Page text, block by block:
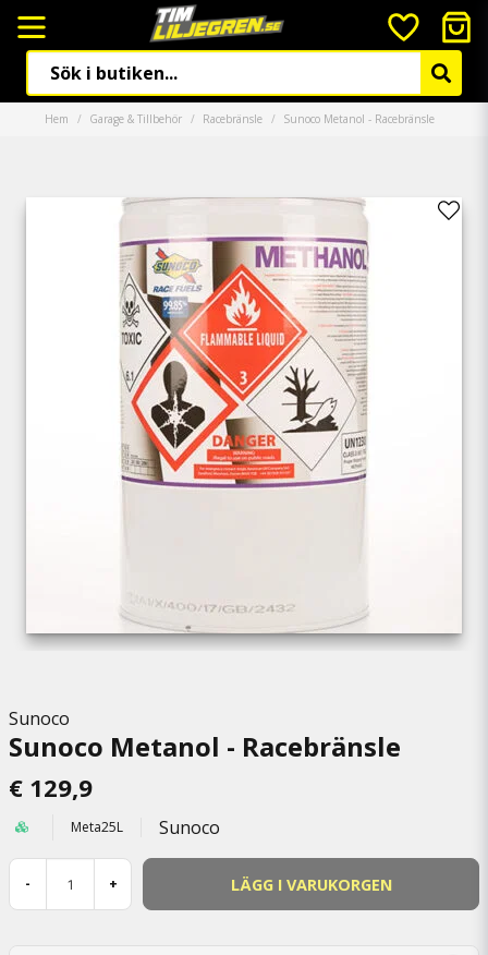
Hem Garage & Tillbehör Racebränsle Sunoco Metanol - Racebränsle
Sunoco
Sunoco Metanol - Racebränsle
€ 129,9
Meta25L Sunoco
- + LÄGG I VARUKORGEN